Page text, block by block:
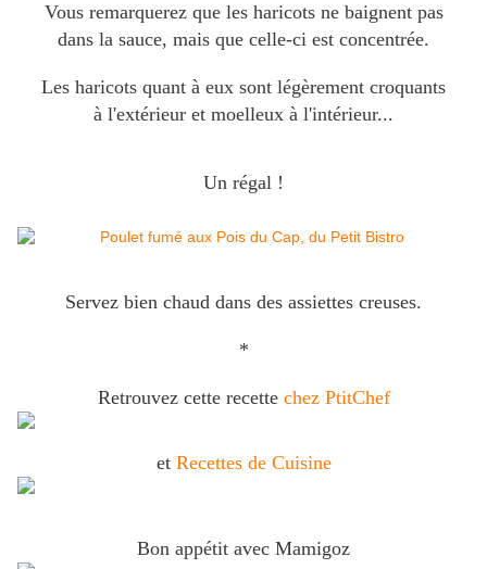
Vous remarquerez que les haricots ne baignent pas
dans la sauce, mais que celle-ci est concentrée.
Les haricots quant à eux sont légèrement croquants
à l'extérieur et moelleux à l'intérieur...
Un régal !
Servez bien chaud dans des assiettes creuses.
*
Retrouvez cette recette chez PtitChef
et Recettes de Cuisine
Bon appétit avec Mamigoz